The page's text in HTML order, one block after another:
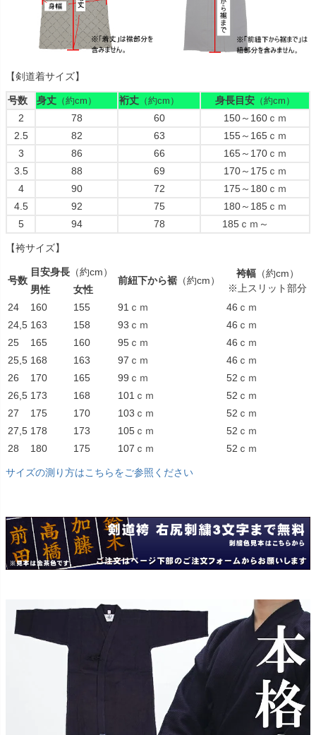
【剣道着サイズ】
号数 身丈 （約cm） 裄丈 （約cm） 身長目安 （約cm）
2 78 60
150～160ｃｍ
2.5
82 63
155～165ｃｍ
3
86 66
165～170ｃｍ
3.5
88 69
170～175ｃｍ
4
90 72
175～180ｃｍ
4.5
92 75
180～185ｃｍ
5
94 78 185ｃｍ～
【袴サイズ】
号数
目安身長 （約cm）
前紐下から裾 （約cm）
袴幅（約cm）
※上スリット部分
男性
女性
24
160 155 91ｃｍ
46ｃｍ
24,5 163 158 93ｃｍ
46ｃｍ
25
165 160 95ｃｍ
46ｃｍ
25,5 168 163 97ｃｍ
46ｃｍ
26
170 165 99ｃｍ
52ｃｍ
26,5 173 168 101ｃｍ
52ｃｍ
27
175 170 103ｃｍ
52ｃｍ
27,5 178 173 105ｃｍ
52ｃｍ
28
180 175 107ｃｍ 52ｃｍ
サイズの測り方はこちらをご参照ください